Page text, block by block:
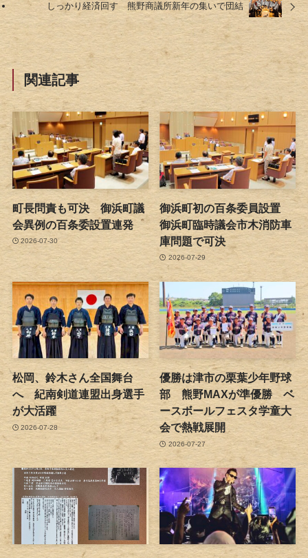
しっかり経済回す 熊野商議所新年の集いで団結
関連記事
町長問責も可決 御浜町議
会異例の百条委設置連発
2026-07-30
御浜町初の百条委員設置
御浜町臨時議会市木消防車
庫問題で可決
2026-07-29
松岡、鈴木さん全国舞台
へ 紀南剣道連盟出身選手
が大活躍
2026-07-28
優勝は津市の栗葉少年野球
部 熊野MAXが準優勝 ベ
ースボールフェスタ学童大
会で熱戦展開
2026-07-27